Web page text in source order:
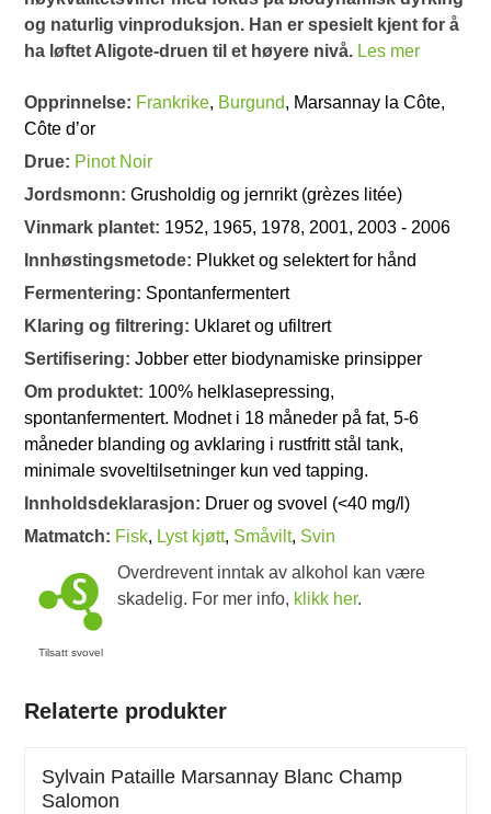
og naturlig vinproduksjon. Han er spesielt kjent for å
ha løftet Aligote-druen til et høyere nivå. Les mer
Opprinnelse: Frankrike, Burgund, Marsannay la Côte,
Côte d’or
Drue: Pinot Noir
Jordsmonn:Grusholdig og jernrikt (grèzes litée)
Vinmark plantet: 1952, 1965, 1978, 2001, 2003 - 2006
Innhøstingsmetode: Plukket og selektert for hånd
Fermentering: Spontanfermentert
Klaring og filtrering: Uklaret og ufiltrert
Sertifisering:Jobber etter biodynamiske prinsipper
Om produktet: 100% helklasepressing,
spontanfermentert. Modnet i 18 måneder på fat, 5-6
måneder blanding og avklaring i rustfritt stål tank,
minimale svoveltilsetninger kun ved tapping.
Innholdsdeklarasjon: Druer og svovel (<40 mg/l)
Matmatch: Fisk, Lyst kjøtt, Småvilt, Svin
Tilsatt svovel
Overdrevent inntak av alkohol kan være
skadelig. For mer info, klikk her.
Relaterte produkter
Sylvain Pataille Marsannay Blanc Champ
Salomon